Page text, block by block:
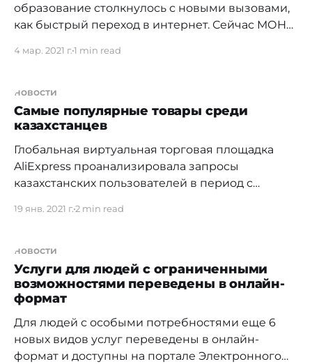
образование столкнулось с новыми вызовами,
как быстрый переход в интернет. Сейчас МОН
детей, которые находились на дистанционке.
данными, сколько услуг в сфере образования
было оказано через интернет. Так за 2020 год
около 24% услуг оказали
4 мар. 2021 г.1 min read
новости
Самые популярные товары среди
казахстанцев
Глобальная виртуальная торговая площадка
AliExpress проанализировала запросы
казахстанских пользователей в период с
алматинцев привлекательнее всего стали
товары для красоты и создания модных
образов. Более 21 миллиона запросов на
бижутерию, косметику, кисти
19 янв. 2021 г.2 min read
новости
Услуги для людей с ограниченными
возможностями переведены в онлайн-
формат
Для людей с особыми потребностями еще 6
новых видов услуг переведены в онлайн-
формат и доступны на портале Электронного